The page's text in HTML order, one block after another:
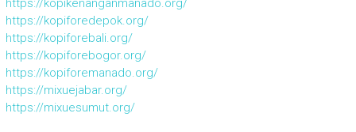
https://kopikenanganmanado.org/
https://kopiforedepok.org/
https://kopiforebali.org/
https://kopiforebogor.org/
https://kopiforemanado.org/
https://mixuejabar.org/
https://mixuesumut.org/